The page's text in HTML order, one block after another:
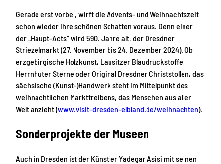
Gerade erst vorbei, wirft die Advents- und Weihnachtszeit
schon wieder ihre schönen Schatten voraus. Denn einer
der „Haupt-Acts“ wird 590. Jahre alt, der Dresdner
Striezelmarkt (27. November bis 24. Dezember 2024). Ob
erzgebirgische Holzkunst, Lausitzer Blaudruckstoffe,
Herrnhuter Sterne oder Original Dresdner Christstollen, das
sächsische (Kunst-)Handwerk steht im Mittelpunkt des
weihnachtlichen Markttreibens, das Menschen aus aller
Welt anzieht (www.visit-dresden-elbland.de/weihnachten).
Sonderprojekte der Museen
Auch in Dresden ist der Künstler Yadegar Asisi mit seinen